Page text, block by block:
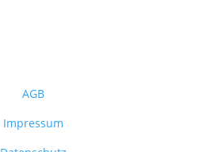
AGB
Impressum